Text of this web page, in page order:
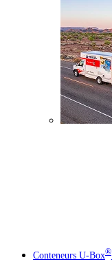
Conteneurs U-Box®